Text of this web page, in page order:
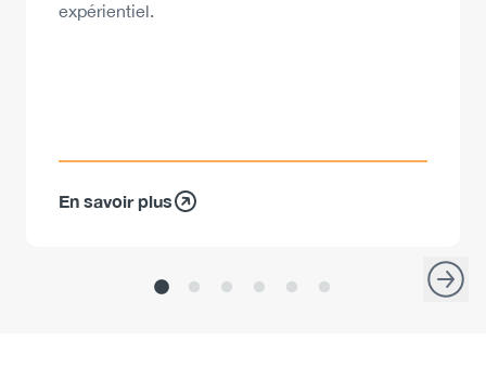
expérientiel.
En savoir plus